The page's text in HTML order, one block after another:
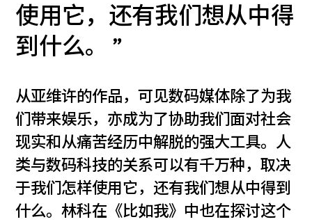
使用它，还有我们想从中得
到什么。
从亚维许的作品，可见数码媒体除了为我
们带来娱乐，亦成为了协助我们面对社会
现实和从痛苦经历中解脱的强大工具。人
类与数码科技的关系可以有千万种，取决
于我们怎样使用它，还有我们想从中得到
什么。林科在《比如我》中也在探讨这个